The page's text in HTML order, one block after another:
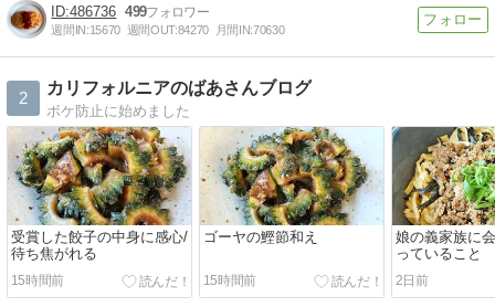
486736 499
週間IN:15670 週間OUT:84270 月間IN:70630
2
カリフォルニアのばあさんブログ
ボケ防止に始めました
受賞した餃子の中身に感心/
待ち焦がれる
15時間前
ゴーヤの鰹節和え
15時間前
娘の義家族に
っていること
2日前